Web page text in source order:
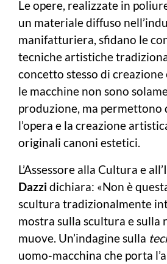
Le opere, realizzate in
un materiale diffuso
manifatturiera, sfidano le
tecniche artistiche
concetto stesso di
le macchine non sono
produzione, ma permettono
l’opera e la creazione
originali canoni estetici.
L’Assessore alla Cultura e
Dazzi dichiara: «Non è
scultura tradizionalmente
mostra sulla scultura e sulla
muove. Un’indagine sulla
uomo-macchina che porta